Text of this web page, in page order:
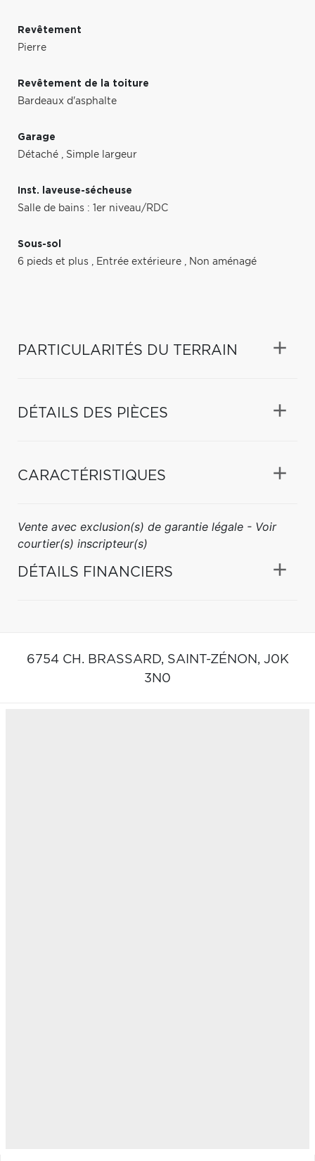
Revêtement
Pierre
Revêtement de la toiture
Bardeaux d'asphalte
Garage
Détaché , Simple largeur
Inst. laveuse-sécheuse
Salle de bains : 1er niveau/RDC
Sous-sol
6 pieds et plus , Entrée extérieure , Non aménagé
PARTICULARITÉS DU TERRAIN
DÉTAILS DES PIÈCES
CARACTÉRISTIQUES
Vente avec exclusion(s) de garantie légale - Voir
courtier(s) inscripteur(s)
DÉTAILS FINANCIERS
6754 CH. BRASSARD, SAINT-ZÉNON, J0K
3N0